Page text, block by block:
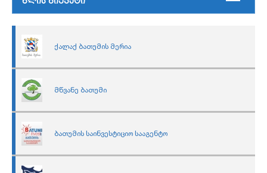
ქალაქ ბათუმის მერია
მწვანე ბათუმი
ბათუმის საინვესტიციო სააგენტო